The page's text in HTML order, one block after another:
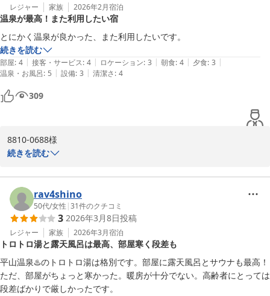
とても嬉しく拝読いたしました。
内湯と露天風呂を備えた大浴場では、ゆったりとした開放感の中
で、心ゆくまで温泉をお楽しみいただけます。
お食事もお口に合ったようで何よりでございます。
ご夫婦の大切なひとときに、当館をお選びいただけたご縁に心より
感謝申し上げます。
またお会いできるのを、スタッフ一同心よりお待ちしております。
2026-02-20
レジャー 家族 2026年2月宿泊
温泉が最高！また利用したい宿
とにかく温泉が良かった、また利用したいです。
続きを読む
部屋: 4 | 接客・サービス: 4 | ロケーション: 3 | 朝食: 4 | 夕食: 3 |
温泉・お風呂: 5 | 設備: 3 | 清潔さ: 4
309
8810-0688様
した。
当館の源泉掛け流しの温泉を気に入っていただけたようで、大変嬉
しく思います。
広々とした大浴場では開放感のある湯浴みを、客室では24時間お楽
しみいただける温泉を、多くのお客様にご好評いただいておりま
す。
「また利用したい」とのお言葉が、何よりの励みになります。
続きを読む
rav4shino
50代/女性 |31件のクチコミ
3 2026年3月8日投稿
レジャー 家族 2026年3月宿泊
トロトロ湯と露天風呂は最高、部屋寒く段差も
平山温泉♨️のトロトロ湯は格別です。部屋に露天風呂とサウナも最高！
ただ、部屋がちょっと寒かった。暖房が十分でない。高齢者にとっては
段差ばかりで厳しかったです。